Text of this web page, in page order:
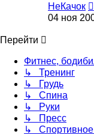
НеКачок
04 ноя
Перейти
Фитнес,
↳ Тренинг
↳ Грудь
↳ Спина
↳ Руки
↳ Пресс
↳ Спортивное